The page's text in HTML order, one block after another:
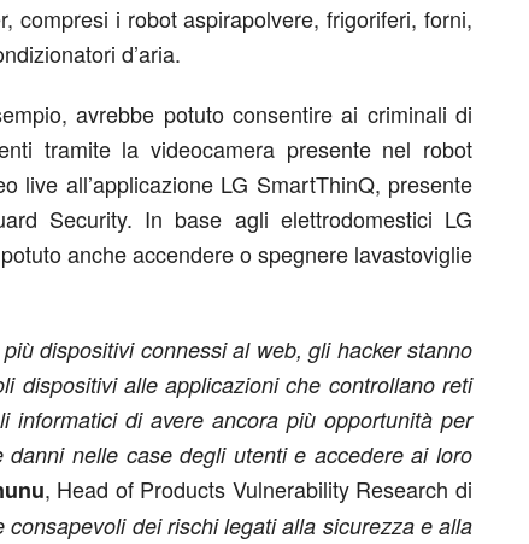
compresi i robot aspirapolvere, frigoriferi, forni,
d’aria.
avrebbe potuto consentire ai criminali di
tramite la videocamera presente nel robot
live all’applicazione LG SmartThinQ, presente
Security. In base agli elettrodomestici LG
anche accendere o spegnere lavastoviglie
dispositivi connessi al web, gli hacker stanno
dispositivi alle applicazioni che controllano reti
informatici di avere ancora più opportunità per
nelle case degli utenti e accedere ai loro
, Head of Products Vulnerability Research di
consapevoli dei rischi legati alla sicurezza e alla